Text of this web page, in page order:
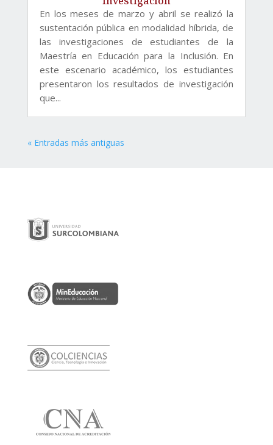
En los meses de marzo y abril se realizó la
sustentación pública en modalidad híbrida, de
las investigaciones de estudiantes de la
Maestría en Educación para la Inclusión. En
este escenario académico, los estudiantes
presentaron los resultados de investigación
que...
« Entradas más antiguas